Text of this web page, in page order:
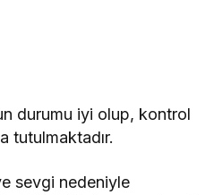
durumu iyi olup, kontrol
tutulmaktadır.
sevgi nedeniyle